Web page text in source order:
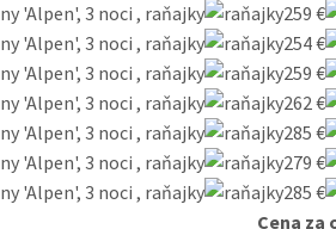
'Alpen', 3 noci , raňajky 259 €
'Alpen', 3 noci , raňajky 254 €
'Alpen', 3 noci , raňajky 259 €
'Alpen', 3 noci , raňajky 262 €
'Alpen', 3 noci , raňajky 285 €
'Alpen', 3 noci , raňajky 279 €
'Alpen', 3 noci , raňajky 285 €
Cena za